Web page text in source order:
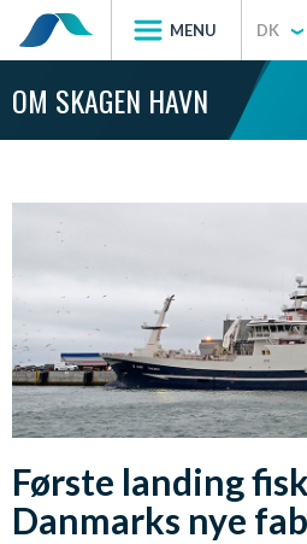
MENU DK
OM SKAGEN HAVN
Første landing
Danmarks nye